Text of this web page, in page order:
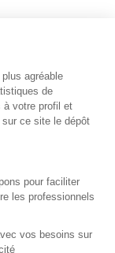
agréable
de
à votre profil et
ce site le dépôt
pour faciliter
les professionnels
vos besoins sur